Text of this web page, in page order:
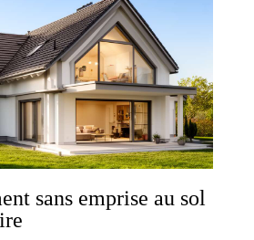
sans emprise au sol